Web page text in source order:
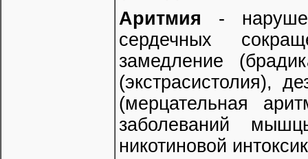
Аритмия -
сердечных
замедление
(экстрасистолия),
(мерцательная
заболеваний
никотиновой